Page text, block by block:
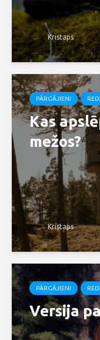
Kristaps
PĀRGĀJIENI
Kas
mežos?
Kristaps
PĀRGĀJIENI
Versija